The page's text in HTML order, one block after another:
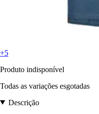
+5
Produto indisponível
Todas as variações esgotadas
Descrição